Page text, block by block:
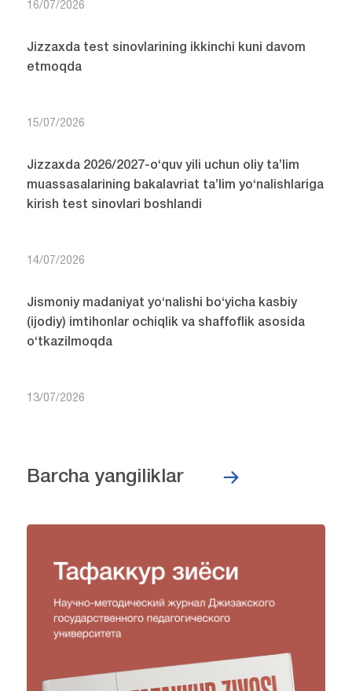
16/07/2026
Jizzaxda test sinovlarining ikkinchi kuni davom
etmoqda
15/07/2026
Jizzaxda 2026/2027-o‘quv yili uchun oliy ta’lim
muassasalarining bakalavriat ta’lim yo‘nalishlariga
kirish test sinovlari boshlandi
14/07/2026
Jismoniy madaniyat yo‘nalishi bo‘yicha kasbiy
(ijodiy) imtihonlar ochiqlik va shaffoflik asosida
o‘tkazilmoqda
13/07/2026
Barcha yangiliklar